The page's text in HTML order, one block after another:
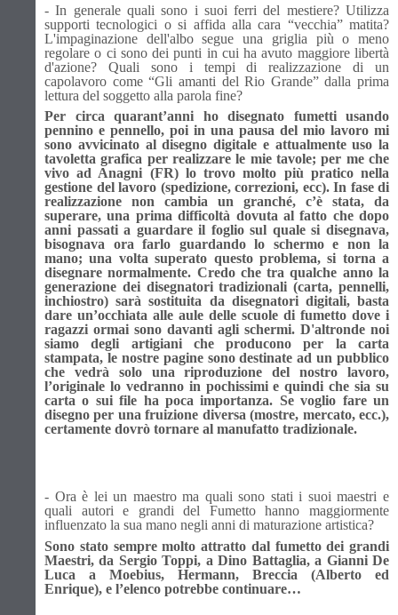
- In generale quali sono i suoi ferri del mestiere? Utilizza
supporti tecnologici o si affida alla cara “vecchia” matita?
L'impaginazione dell'albo segue una griglia più o meno
regolare o ci sono dei punti in cui ha avuto maggiore libertà
d'azione? Quali sono i tempi di realizzazione di un
capolavoro come “Gli amanti del Rio Grande” dalla prima
lettura del soggetto alla parola fine?
Per circa quarant’anni ho disegnato fumetti usando
pennino e pennello, poi in una pausa del mio lavoro mi
sono avvicinato al disegno digitale e attualmente uso la
tavoletta grafica per realizzare le mie tavole; per me che
vivo ad Anagni (FR) lo trovo molto più pratico nella
gestione del lavoro (spedizione, correzioni, ecc). In fase di
realizzazione non cambia un granché, c’è stata, da
superare, una prima difficoltà dovuta al fatto che dopo
anni passati a guardare il foglio sul quale si disegnava,
bisognava ora farlo guardando lo schermo e non la
mano; una volta superato questo problema, si torna a
disegnare normalmente. Credo che tra qualche anno la
generazione dei disegnatori tradizionali (carta, pennelli,
inchiostro) sarà sostituita da disegnatori digitali, basta
dare un’occhiata alle aule delle scuole di fumetto dove i
ragazzi ormai sono davanti agli schermi. D'altronde noi
siamo degli artigiani che producono per la carta
stampata, le nostre pagine sono destinate ad un pubblico
che vedrà solo una riproduzione del nostro lavoro,
l’originale lo vedranno in pochissimi e quindi che sia su
carta o sui file ha poca importanza. Se voglio fare un
disegno per una fruizione diversa (mostre, mercato, ecc.),
certamente dovrò tornare al manufatto tradizionale.
- Ora è lei un maestro ma quali sono stati i suoi maestri e
quali autori e grandi del Fumetto hanno maggiormente
influenzato la sua mano negli anni di maturazione artistica?
Sono stato sempre molto attratto dal fumetto dei grandi
Maestri, da Sergio Toppi, a Dino Battaglia, a Gianni De
Luca a Moebius, Hermann, Breccia (Alberto ed
Enrique), e l’elenco potrebbe continuare…